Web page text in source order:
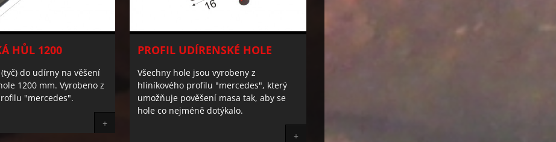
HŮL 1200
do udírny na věšení
1200 mm. Vyrobeno z
"mercedes".
+
PROFIL UDÍRENSKÉ HOLE
Všechny hole jsou vyrobeny z
hliníkového profilu "mercedes", který
umožňuje pověšení masa tak, aby se
hole co nejméně dotýkalo.
+